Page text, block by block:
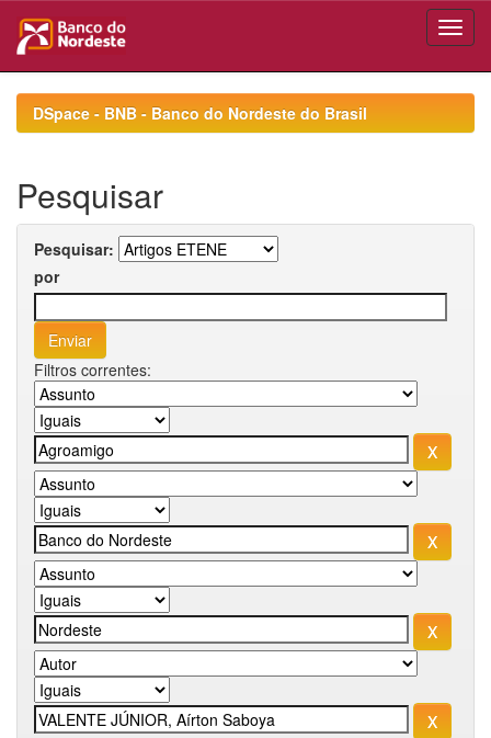
navigationDSpace - BNB - Banco do Nordeste do Brasil
Pesquisar
Pesquisar:
por
Filtros correntes: